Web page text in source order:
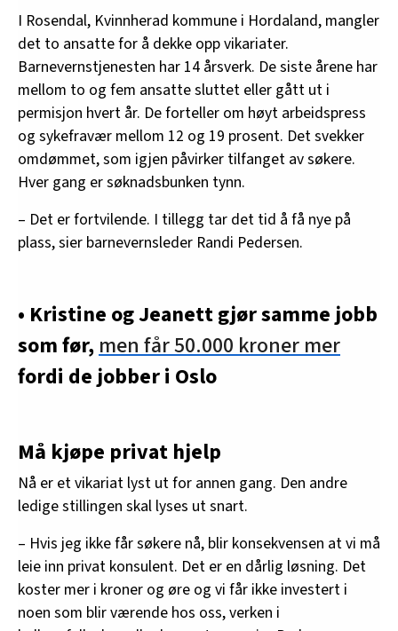
I Rosendal, Kvinnherad kommune i Hordaland, mangler
det to ansatte for å dekke opp vikariater.
Barnevernstjenesten har 14 årsverk. De siste årene har
mellom to og fem ansatte sluttet eller gått ut i
permisjon hvert år. De forteller om høyt arbeidspress
og sykefravær mellom 12 og 19 prosent. Det svekker
omdømmet, som igjen påvirker tilfanget av søkere.
Hver gang er søknadsbunken tynn.
– Det er fortvilende. I tillegg tar det tid å få nye på
plass, sier barnevernsleder Randi Pedersen.
• Kristine og Jeanett gjør samme jobb
som før,men får 50.000 kroner mer
fordi de jobber i Oslo
Må kjøpe privat hjelp
Nå er et vikariat lyst ut for annen gang. Den andre
ledige stillingen skal lyses ut snart.
– Hvis jeg ikke får søkere nå, blir konsekvensen at vi må
leie inn privat konsulent. Det er en dårlig løsning. Det
koster mer i kroner og øre og vi får ikke investert i
noen som blir værende hos oss, verken i